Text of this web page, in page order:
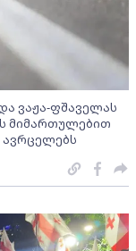
ვაჟა-ფშაველას
მიმართულებით
ავრცელებს